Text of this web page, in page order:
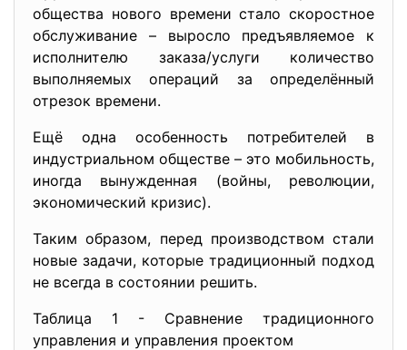
общества нового времени стало скоростное
обслуживание – выросло предъявляемое к
исполнителю заказа/услуги количество
выполняемых операций за определённый
отрезок времени.
Ещё одна особенность потребителей в
индустриальном обществе – это мобильность,
иногда вынужденная (войны, революции,
экономический кризис).
Таким образом, перед производством стали
новые задачи, которые традиционный подход
не всегда в состоянии решить.
Таблица 1 - Сравнение традиционного
управления и управления проектом